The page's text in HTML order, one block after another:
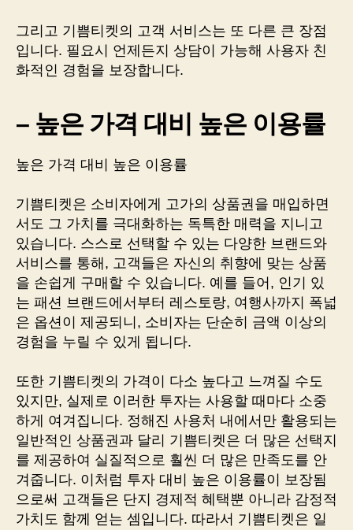
그리고 기쁨티켓의 고객 서비스는 또 다른 큰 장점
입니다. 필요시 언제든지 상담이 가능해 사용자 친
화적인 경험을 보장합니다.
– 높은 가격 대비 높은 이용률
높은 가격 대비 높은 이용률
기쁨티켓은 소비자에게 고가의 상품권을 매입하면
서도 그 가치를 극대화하는 독특한 매력을 지니고
있습니다. 스스로 선택할 수 있는 다양한 브랜드와
서비스를 통해, 고객들은 자신의 취향에 맞는 상품
을 손쉽게 구매할 수 있습니다. 예를 들어, 인기 있
는 패션 브랜드에서부터 레스토랑, 여행사까지 폭넓
은 옵션이 제공되니, 소비자는 단순히 금액 이상의
경험을 누릴 수 있게 됩니다.
또한 기쁨티켓의 가격이 다소 높다고 느껴질 수도
있지만, 실제로 이러한 투자는 사용할 때마다 소중
하게 여겨집니다. 정해진 사용처 내에서만 활용되는
일반적인 상품권과 달리 기쁨티켓은 더 많은 선택지
를 제공하여 실질적으로 훨씬 더 많은 만족도를 안
겨줍니다. 이처럼 투자 대비 높은 이용률이 보장됨
으로써 고객들은 단지 경제적 혜택뿐 아니라 감정적
가치도 함께 얻는 셈입니다. 따라서 기쁨티켓은 일